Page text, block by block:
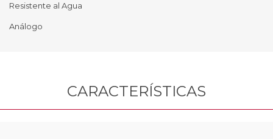
Resistente al Agua
Análogo
CARACTERÍSTICAS